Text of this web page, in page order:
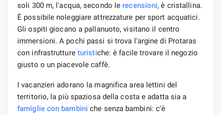
soli 300 m, l'acqua, secondo le recensioni, è cristallina.
È possibile noleggiare attrezzature per sport acquatici.
Gli ospiti giocano a pallanuoto, visitano il centro
immersioni. A pochi passi si trova l'argine di Protaras
con infrastrutture turistiche: è facile trovare il negozio
giusto o un piacevole caffè.
I vacanzieri adorano la magnifica area lettini del
territorio, la più spaziosa della costa e adatta sia a
famiglie con bambini che senza bambini: c'è